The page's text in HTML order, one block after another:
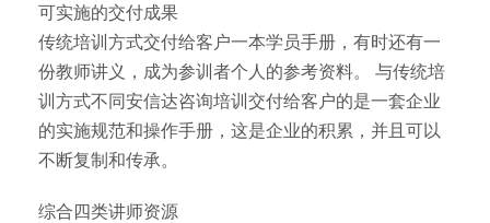
可实施的交付成果
传统培训方式交付给客户一本学员手册，有时还有一
份教师讲义，成为参训者个人的参考资料。 与传统培
训方式不同安信达咨询培训交付给客户的是一套企业
的实施规范和操作手册，这是企业的积累，并且可以
不断复制和传承。
综合四类讲师资源